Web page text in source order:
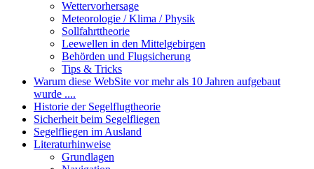
Wettervorhersage
Meteorologie / Klima / Physik
Sollfahrttheorie
Leewellen in den Mittelgebirgen
Behörden und Flugsicherung
Tips & Tricks
Warum diese WebSite vor mehr als 10 Jahren aufgebaut
wurde ....
Historie der Segelflugtheorie
Sicherheit beim Segelfliegen
Segelfliegen im Ausland
Literaturhinweise
Grundlagen